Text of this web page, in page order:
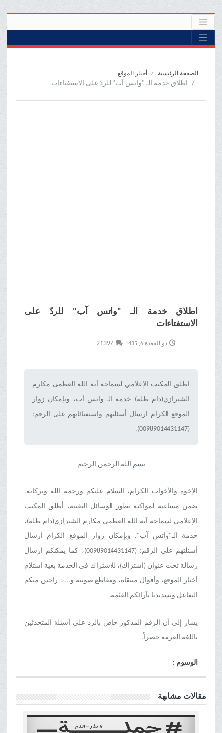
الصفحة الرئيسية أخبار الموقع
اطلاق خدمة الـ "واتس آب" للردّ على الاستفتاءات
اطلاق خدمة الـ "واتس آب" للردّ على
الاستفتاءات
ذو القعدة 6, 1435 21397
اطلق المكتب الإعلامي لسماحة آية الله العظمى مكارم
الشيرازي(دام ظله) خدمة الـ واتس آب، وبإمكان زوار
الموقع الكرام ارسال أسئلتهم واستفتائاتهم على الرقم:
(00989014431147).‌
بسم الله الرحمن الرحيم
الإخوة والأخوات الكرام، السلام عليكم ورحمة الله وبركاته.
ضمن مساعيه لمواكبة تطور الوسائل التقنية، أطلق المكتب
الإعلامي لسماحة آية الله العظمى مكارم الشيرازي(دام ظله)،
خدمة الـ"واتس آب". وبإمكان زوار الموقع الكرام ارسال
أسئلتهم على الرقم: (00989014431147)، كما يمكنكم ارسال
رسالة تحت عنوان (اشتراك)، للاشتراك في الخدمة بغية استلام
أخبار الموقع، وأقوال منتقاة، ومقاطع صوتية و...، راجين منكم
التفاعل وتسديدنا بآرائكم القيّمة.
يشار إلى أن الرقم المذكور خاص بالرد على أسئلة المتحدثين
باللغة العربية حصراً.
الوسوم :
مقالات مشابهة